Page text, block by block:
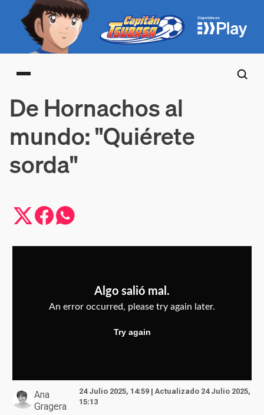
Main menu
De Hornachos al
mundo: "Quiérete
sorda"
Ana
Gragera
24 Julio 2025, 14:59 | Actualizado 24 Julio 2025,
15:13